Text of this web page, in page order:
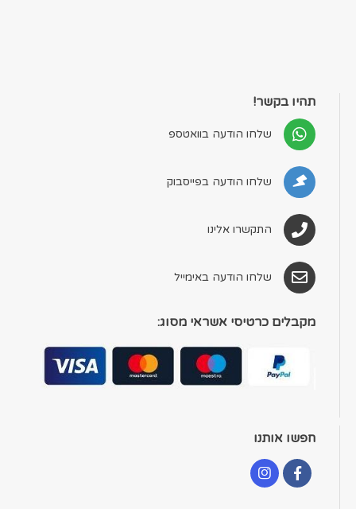
תהיו בקשר!
שלחו הודעה בוואטספ
שלחו הודעה בפייסבוק
התקשרו אלינו
שלחו הודעה באימייל
מקבלים כרטיסי אשראי מסוג:
חפשו אותנו